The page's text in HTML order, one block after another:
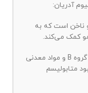
آدریان:
ناخن است که به
مو کمک می‌کند.
مخمر دارویی: منبع غنی ویتامین‌های گروه B و مواد معدنی
متابولیسم